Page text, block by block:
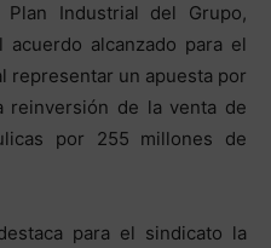
Industrial del Grupo,
alcanzado para el
representar un apuesta por
reinversión de la venta de
por 255 millones de
para el sindicato la